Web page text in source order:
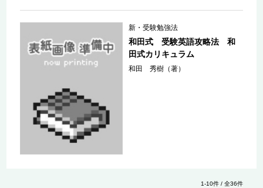
新・受験勉強法
和田式 受験英語攻略法 和
田式カリキュラム
和田 秀樹（著）
1-10件 / 全36件